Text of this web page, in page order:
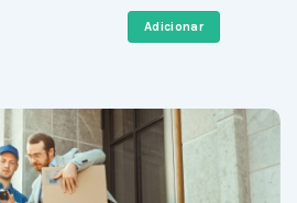
1.399,00 €.
Adicionar